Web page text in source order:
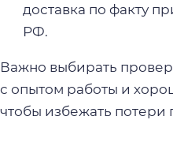
доставка по факту
РФ.
Важно выбирать
с опытом работы и
чтобы избежать потери